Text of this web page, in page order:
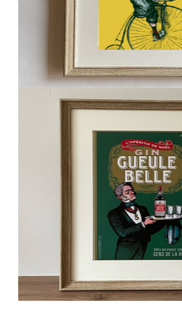
Affichette GIN
6,00 €